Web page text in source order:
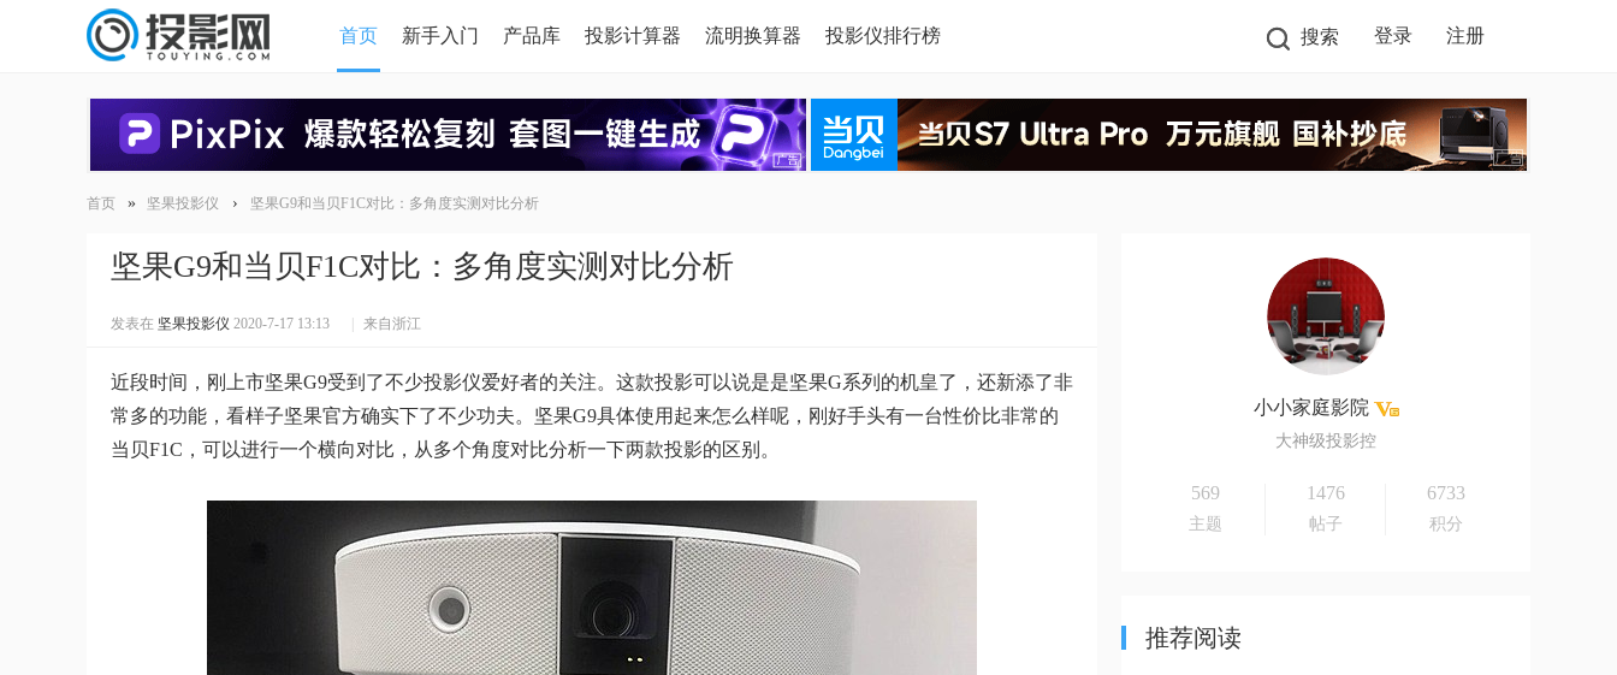
首页 新手入门 产品库 投影计算器 流明换算器 投影仪排行榜 搜索 登录 注册
首页 » 坚果投影仪 › 坚果G9和当贝F1C对比：多角度实测对比分析
坚果G9和当贝F1C对比：多角度实测对比分析
发表在 坚果投影仪 2020-7-17 13:13 来自浙江
近段时间，刚上市坚果G9受到了不少投影仪爱好者的关注。这款投影可以说是是坚果G系列的机皇了，还新添了非
常多的功能，看样子坚果官方确实下了不少功夫。坚果G9具体使用起来怎么样呢，刚好手头有一台性价比非常的
当贝F1C，可以进行一个横向对比，从多个角度对比分析一下两款投影的区别。
小小家庭影院
大神级投影控
569
主题
1476
帖子
6733
积分
推荐阅读